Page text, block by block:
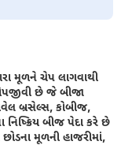
મૂળને ચેપ લાગવાથી
છે જે બીજા
બ્રસેલ્સ, કોબીજ,
બીજ પેદા કરે છે
મૂળની હાજરીમાં,